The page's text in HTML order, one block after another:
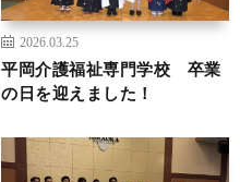
2026.03.25
平岡介護福祉専門学校 卒業
の日を迎えました！